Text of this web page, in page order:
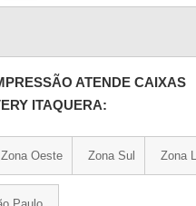
ATENDE CAIXAS
ITAQUERA:
Zona Oeste Zona Sul Zona